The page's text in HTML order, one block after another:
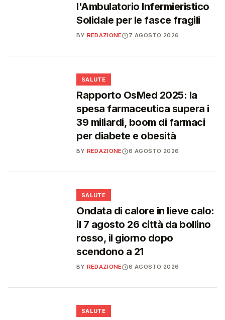
l'Ambulatorio Infermieristico
Solidale per le fasce fragili
BY REDAZIONE 7 AGOSTO 2026
SALUTE
Rapporto OsMed 2025: la
spesa farmaceutica supera i
39 miliardi, boom di farmaci
per diabete e obesità
BY REDAZIONE 6 AGOSTO 2026
SALUTE
Ondata di calore in lieve calo:
il 7 agosto 26 città da bollino
rosso, il giorno dopo
scendono a 21
BY REDAZIONE 6 AGOSTO 2026
SALUTE